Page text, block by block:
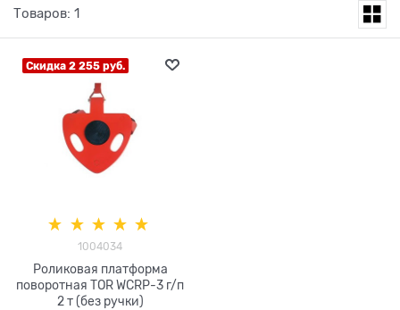
Товаров: 1
Скидка 2 255 руб.
1004034
Роликовая платформа
поворотная TOR WCRP-3 г/п
2 т (без ручки)